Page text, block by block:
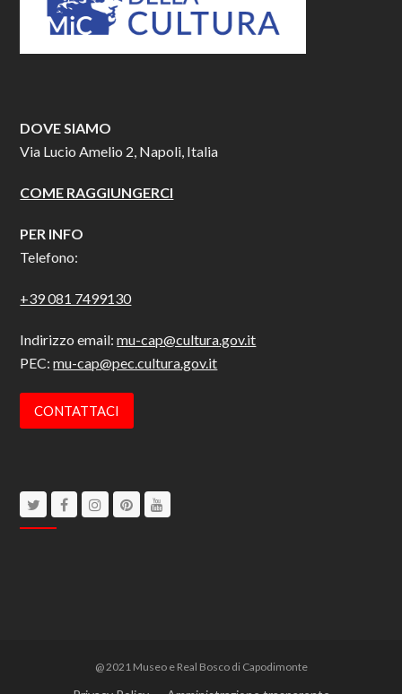
DOVE SIAMO
Via Lucio Amelio 2, Napoli, Italia
COME RAGGIUNGERCI
PER INFO
Telefono:
+39 081 7499130
Indirizzo email:mu-cap@cultura.gov.it
PEC:mu-cap@pec.cultura.gov.it
CONTATTACI
TwitterFacebookInstagram
Pinterest
@ 2021 Museo e Real Bosco di Capodimonte